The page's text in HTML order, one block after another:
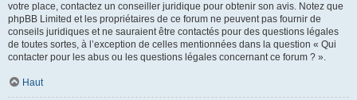
votre place, contactez un conseiller juridique pour obtenir son avis. Notez que
phpBB Limited et les propriétaires de ce forum ne peuvent pas fournir de
conseils juridiques et ne sauraient être contactés pour des questions légales
de toutes sortes, à l’exception de celles mentionnées dans la question « Qui
contacter pour les abus ou les questions légales concernant ce forum ? ».
Haut